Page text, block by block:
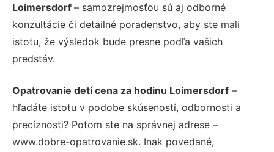
Loimersdorf – samozrejmosťou sú aj odborné
konzultácie či detailné poradenstvo, aby ste mali
istotu, že výsledok bude presne podľa vašich
predstáv.
Opatrovanie detí cena za hodinu Loimersdorf –
hľadáte istotu v podobe skúseností, odbornosti a
precíznosti? Potom ste na správnej adrese –
www.dobre-opatrovanie.sk. Inak povedané,